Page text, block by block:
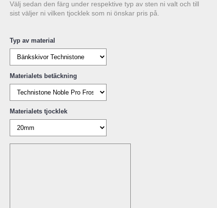
Välj sedan den färg under respektive typ av sten ni valt och till
sist väljer ni vilken tjocklek som ni önskar pris på.
Typ av material
Materialets betäckning
Materialets tjocklek